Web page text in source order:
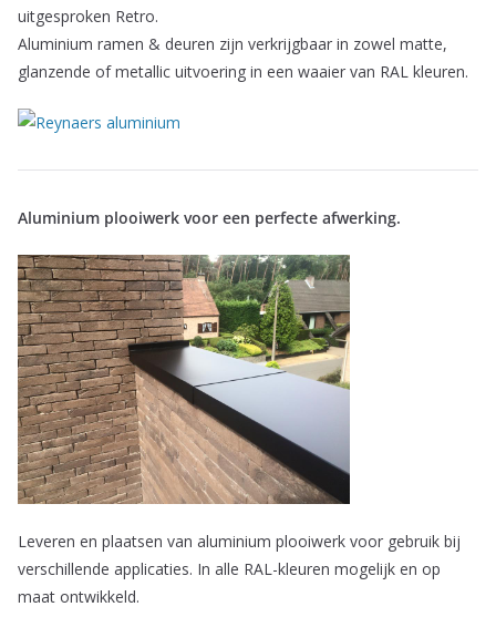
uitgesproken Retro.
Aluminium ramen & deuren zijn verkrijgbaar in zowel matte,
glanzende of metallic uitvoering in een waaier van RAL kleuren.
Aluminium plooiwerk voor een perfecte afwerking.
Leveren en plaatsen van aluminium plooiwerk voor gebruik bij
verschillende applicaties. In alle RAL-kleuren mogelijk en op
maat ontwikkeld.